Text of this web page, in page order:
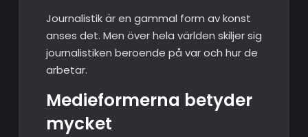
Journalistik är en gammal form av konst
anses det. Men över hela världen skiljer sig
journalistiken beroende på var och hur de
arbetar.
Medieformerna betyder
mycket